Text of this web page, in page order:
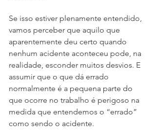
Se isso estiver plenamente entendido,
vamos perceber que aquilo que
aparentemente deu certo quando
nenhum acidente aconteceu pode, na
realidade, esconder muitos desvios. E
assumir que o que dá errado
normalmente é a pequena parte do
que ocorre no trabalho é perigoso na
medida que entendemos o “errado”
como sendo o acidente.